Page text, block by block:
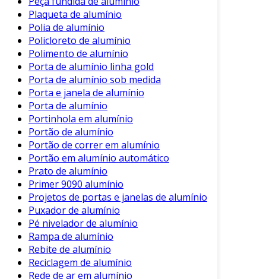
Além disso, o custo inicial de investimento na
produção pode ser maior. No entanto, o
retorno a longo prazo devido à durabilidade e
economia de combustível pode compensar esse
investimento inicial.
Conclusão
Em resumo, as carrocerias de alumínio são uma
alternativa moderna e eficiente na indústria
automotiva. A leveza, resistência à corrosão e
versatilidade são características que tornam
esse material altamente desejável.
Adicionalmente, a crescente preocupação com
questões ambientais favorece o uso de
alumínio, conhecido por sua reciclabilidade e
sustentação ecológica. Portanto, a escolha por
carrocerias de alumínio pode não apenas
beneficiar o desempenho do veículo, mas
Plaqueta de alumínio
Polia de alumínio
Policloreto de alumínio
Polimento de alumínio
Porta de alumínio linha gold
Porta de alumínio sob medida
Porta e janela de alumínio
Porta de alumínio
Portinhola em alumínio
Portão de alumínio
Portão de correr em alumínio
Portão em alumínio automático
Prato de alumínio
Primer 9090 alumínio
Projetos de portas e janelas de alumínio
Puxador de alumínio
Pé nivelador de alumínio
Rampa de alumínio
Rebite de alumínio
Reciclagem de alumínio
Rede de ar em alumínio